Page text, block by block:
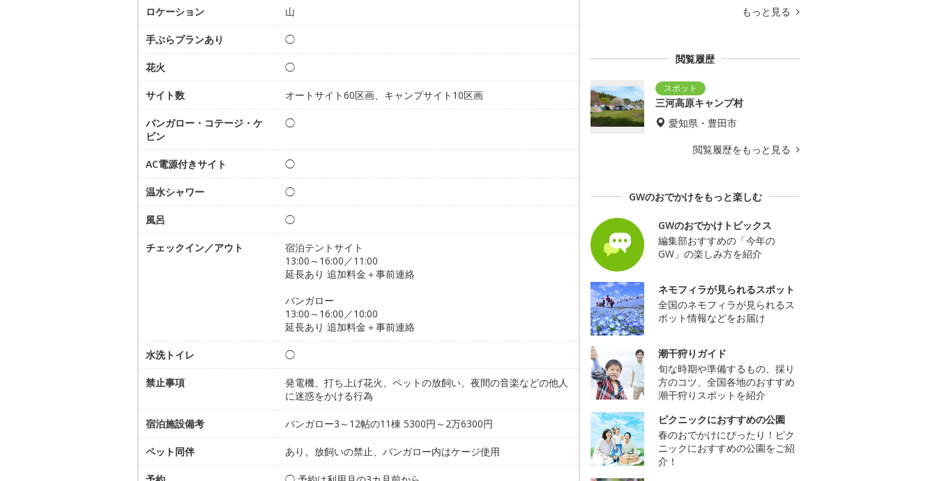
ロケーション 山
手ぶらプランあり ◯
花火 ◯
サイト数 オートサイト60区画、キャンプサイト10区画
バンガロー・コテージ・ケ
ビン
◯
AC電源付きサイト ◯
温水シャワー ◯
風呂 ◯
チェックイン／アウト
宿泊テントサイト
13:00～16:00／11:00
延長あり 追加料金＋事前連絡
バンガロー
13:00～16:00／10:00
延長あり 追加料金＋事前連絡
水洗トイレ ◯
禁止事項
発電機、打ち上げ花火、ペットの放飼い、夜間の音楽などの他人
に迷惑をかける行為
宿泊施設備考 バンガロー3～12帖の11棟 5300円～2万6300円
ペット同伴 あり。放飼いの禁止、バンガロー内はケージ使用
もっと見る
閲覧履歴
三河高原キャンプ村
愛知県・豊田市
閲覧履歴をもっと見る
GWのおでかけをもっと楽しむ
GWのおでかけトピックス
編集部おすすめの「今年の
GW」の楽しみ方を紹介
ネモフィラが見られるスポット
全国のネモフィラが見られるス
ポット情報などをお届け
潮干狩りガイド
旬な時期や準備するもの、採り
方のコツ、全国各地のおすすめ
潮干狩りスポットを紹介
ピクニックにおすすめの公園
春のおでかけにぴったり！ピク
ニックにおすすめの公園をご紹
介！